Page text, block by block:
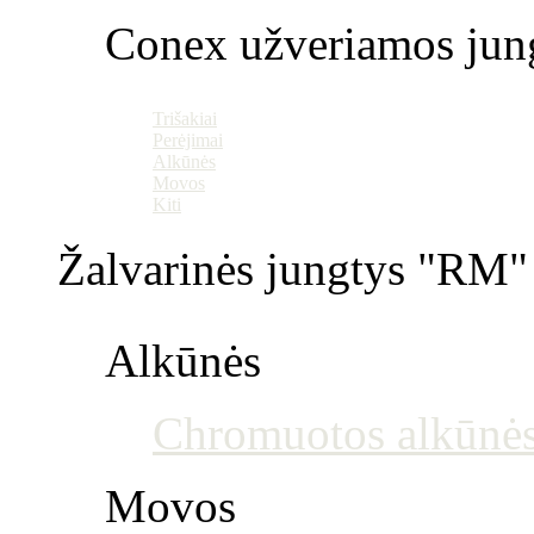
Conex užveriamos
Trišakiai
Perėjimai
Alkūnės
Movos
Kiti
Žalvarinės jungtys
Alkūnės
Chromuotos
Movos